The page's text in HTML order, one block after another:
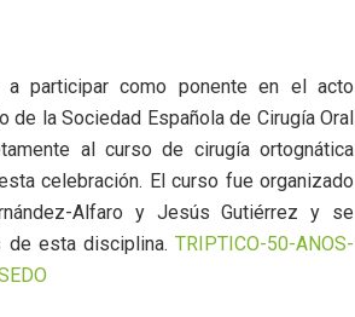
participar como ponente en el acto
de la Sociedad Española de Cirugía Oral
al curso de cirugía ortognática
celebración. El curso fue organizado
Alfaro y Jesús Gutiérrez y se
esta disciplina. TRIPTICO-50-ANOS-